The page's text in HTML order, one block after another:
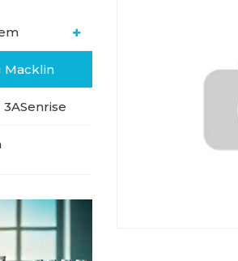
Macklin